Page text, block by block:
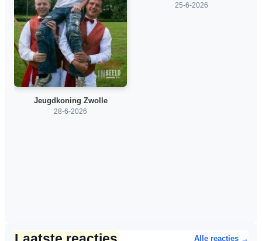
Jeugdkoning Zwolle
28-6-2026
25-6-2026
Alle reacties →